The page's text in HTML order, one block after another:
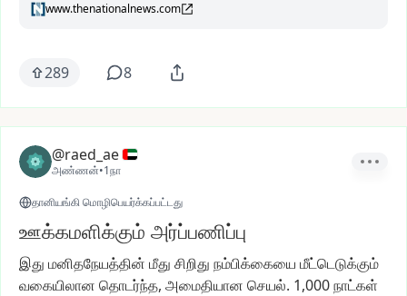
www.thenationalnews.com
289 8
@raed_ae
அண்ணன்•1நா
தானியங்கி மொழிபெயர்க்கப்பட்டது
ஊக்கமளிக்கும் அர்ப்பணிப்பு
இது மனிதநேயத்தின் மீது சிறிது நம்பிக்கையை மீட்டெடுக்கும்
வகையிலான தொடர்ந்த, அமைதியான செயல். 1,000நாட்கள்